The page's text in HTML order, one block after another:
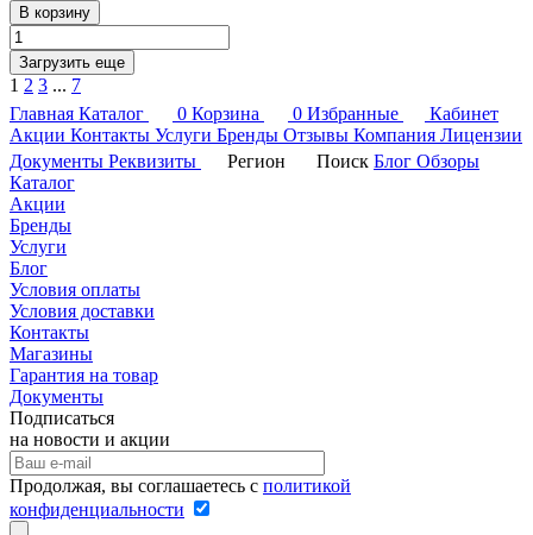
В корзину
Загрузить еще
1 2 3 ... 7
Главная Каталог 0 Корзина 0 Избранные
Кабинет
Акции Контакты Услуги Бренды Отзывы Компания Лицензии
Документы Реквизиты Регион Поиск Блог Обзоры
Каталог
Акции
Бренды
Услуги
Блог
Условия оплаты
Условия доставки
Контакты
Магазины
Гарантия на товар
Документы
Подписаться
на новости и акции
Продолжая, вы соглашаетесь с политикой
конфиденциальности